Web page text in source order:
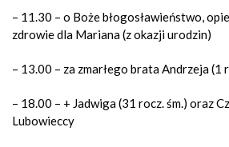
– 11.30 – o Boże błogosławieństwo,
zdrowie dla Mariana (z okazji urodzin)
– 13.00 – za zmarłego brata Andrzeja (1
– 18.00 – + Jadwiga (31 rocz. śm.) oraz
Lubowieccy